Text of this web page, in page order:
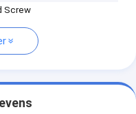
Screw